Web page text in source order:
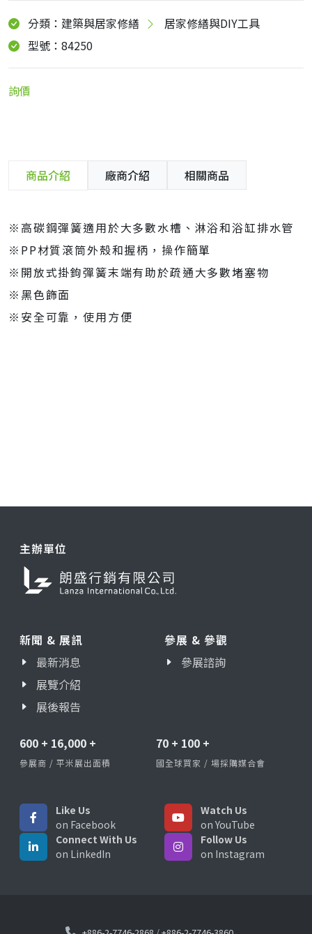
分類：建築與居家修繕
居家修繕與DIY工具
型號：84250
詢價
商品介紹 廠商介紹 相關商品
※高碳鋼彈簧適用於大多數水槽、淋浴和浴缸排水管
※PP材質滾筒外殼和握柄，操作簡單
※開放式掛鉤彈簧末端有助於疏通大多數堵塞物
※黑色飾面
※安全可靠，使用方便
主辦單位
新聞 & 展訊
最新消息
展覽介紹
展後報告
參展 & 參觀
參展諮詢
600 + 16,000 +
參展商 / 平米展出面積
70 + 100 +
國全球買家 / 場採購媒合會
Like Us
on Facebook
Watch Us
on YouTube
Connect With Us
on LinkedIn
Follow Us
on Instagram